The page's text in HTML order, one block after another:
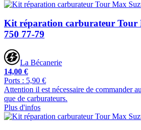
Kit réparation carburateur Tour
750 77-79
La Bécanerie
14,00 €
Ports : 5,90 €
Attention il est nécessaire de commander
que de carburateurs.
Plus d'infos